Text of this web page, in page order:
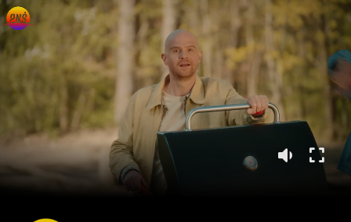
Pytanie na śniadanie